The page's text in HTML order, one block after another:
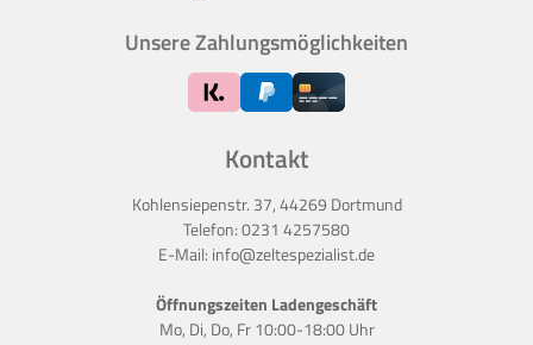
Kontakt
Kohlensiepenstr. 37, 44269 Dortmund
Telefon:0231 4257580
E-Mail: info@zeltespezialist.de
Öffnungszeiten Ladengeschäft
Mo, Di, Do, Fr 10:00-18:00 Uhr
Unsere Zahlungsmöglichkeiten